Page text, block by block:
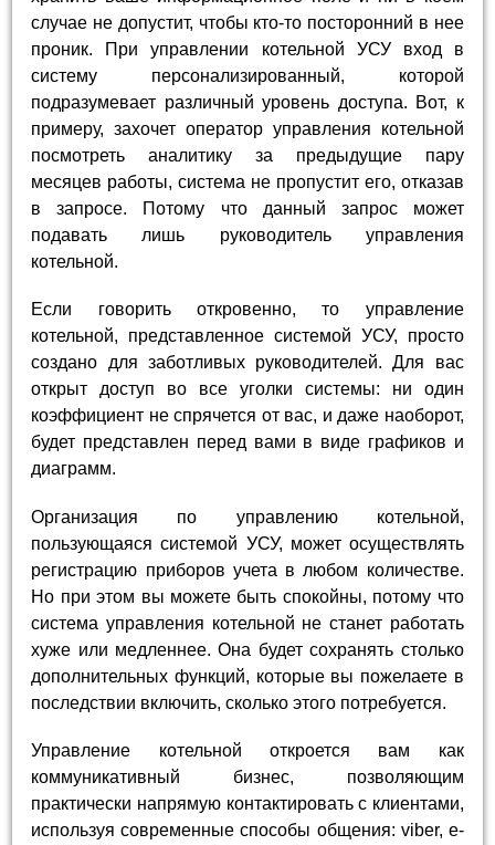
случае не допустит, чтобы кто-то посторонний в нее
проник. При управлении котельной УСУ вход в
систему персонализированный, которой
подразумевает различный уровень доступа. Вот, к
примеру, захочет оператор управления котельной
посмотреть аналитику за предыдущие пару
месяцев работы, система не пропустит его, отказав
в запросе. Потому что данный запрос может
подавать лишь руководитель управления
котельной.
Если говорить откровенно, то управление
котельной, представленное системой УСУ, просто
создано для заботливых руководителей. Для вас
открыт доступ во все уголки системы: ни один
коэффициент не спрячется от вас, и даже наоборот,
будет представлен перед вами в виде графиков и
диаграмм.
Организация по управлению котельной,
пользующаяся системой УСУ, может осуществлять
регистрацию приборов учета в любом количестве.
Но при этом вы можете быть спокойны, потому что
система управления котельной не станет работать
хуже или медленнее. Она будет сохранять столько
дополнительных функций, которые вы пожелаете в
последствии включить, сколько этого потребуется.
Управление котельной откроется вам как
коммуникативный бизнес, позволяющим
практически напрямую контактировать с клиентами,
используя современные способы общения: viber, e-